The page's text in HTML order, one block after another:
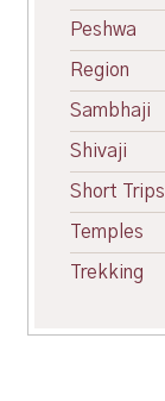
Peshwa
Region
Sambhaji
Shivaji
Short Trips
Temples
Trekking